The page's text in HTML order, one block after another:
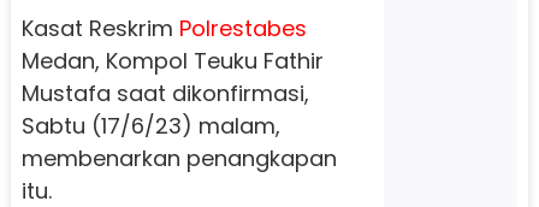
Kasat Reskrim Polrestabes
Medan, Kompol Teuku Fathir
Mustafa saat dikonfirmasi,
Sabtu (17/6/23) malam,
membenarkan penangkapan
itu.